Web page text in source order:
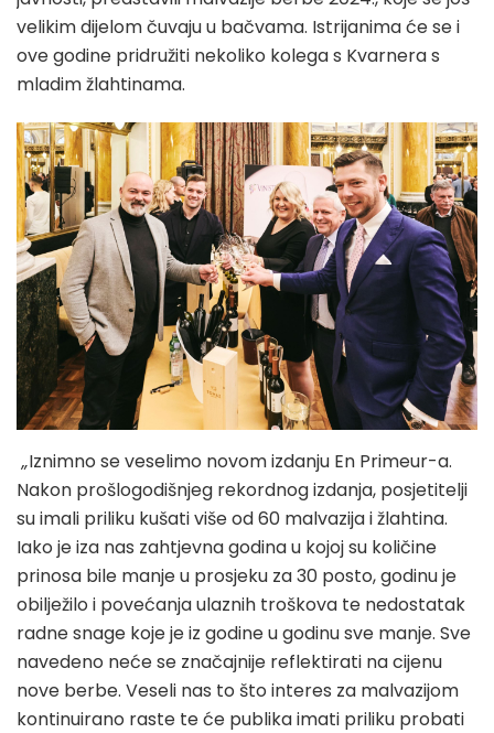
velikim dijelom čuvaju u bačvama. Istrijanima će se i
ove godine pridružiti nekoliko kolega s Kvarnera s
mladim žlahtinama.
„Iznimno se veselimo novom izdanju En Primeur-a.
Nakon prošlogodišnjeg rekordnog izdanja, posjetitelji
su imali priliku kušati više od 60 malvazija i žlahtina.
Iako je iza nas zahtjevna godina u kojoj su količine
prinosa bile manje u prosjeku za 30 posto, godinu je
obilježilo i povećanja ulaznih troškova te nedostatak
radne snage koje je iz godine u godinu sve manje. Sve
navedeno neće se značajnije reflektirati na cijenu
nove berbe. Veseli nas to što interes za malvazijom
kontinuirano raste te će publika imati priliku probati